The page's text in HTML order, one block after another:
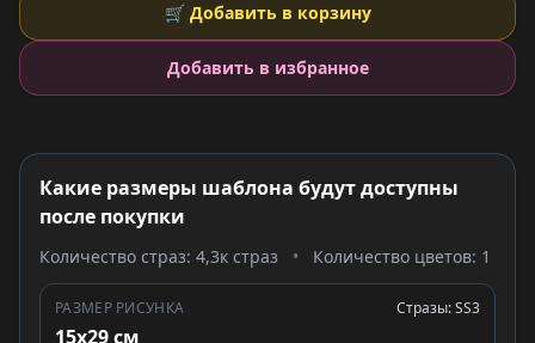
🛒 Добавить в корзину
Добавить в избранное
Какие размеры шаблона будут доступны
после покупки
Количество страз: 4,3к страз • Количество цветов: 1
РАЗМЕР РИСУНКА
15x29 см
Стразы: SS3